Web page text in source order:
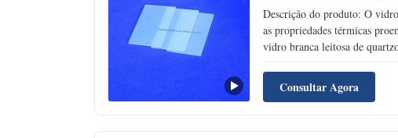
Descrição do produto: O
as propriedades térmicas
vidro branca leitosa de
Consultar Agora